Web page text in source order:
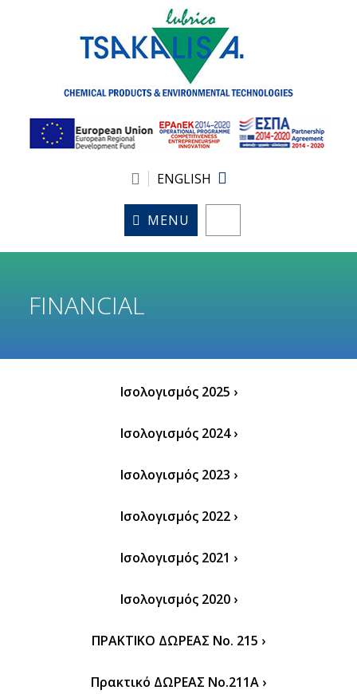
ENGLISH
MENU
FINANCIAL
Ισολογισμός 2025 ›
Ισολογισμός 2024 ›
Ισολογισμός 2023 ›
Ισολογισμός 2022 ›
Ισολογισμός 2021 ›
Ισολογισμός 2020 ›
ΠΡΑΚΤΙΚΟ ΔΩΡΕΑΣ Νο. 215 ›
Πρακτικό ΔΩΡΕΑΣ Νο.211A ›